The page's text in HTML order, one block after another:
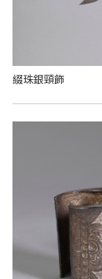
綴珠銀頸飾